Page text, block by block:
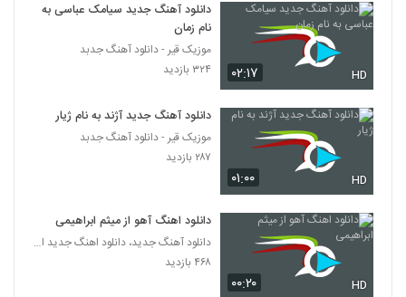
۰۲:۱۷ HD
دانلود آهنگ جدید سیامک عباسی به
نام زمان
موزیک قیر - دانلود آهنگ جدبد
۳۲۴ بازدید
۰۱:۰۰ HD
دانلود آهنگ جدید آژند به نام ژیار
موزیک قیر - دانلود آهنگ جدبد
۲۸۷ بازدید
۰۰:۲۰ HD
دانلود اهنگ آهو از میثم ابراهیمی
دانلود آهنگ جدید، دانلود اهنگ جدید ایرانی
۴۶۸ بازدید